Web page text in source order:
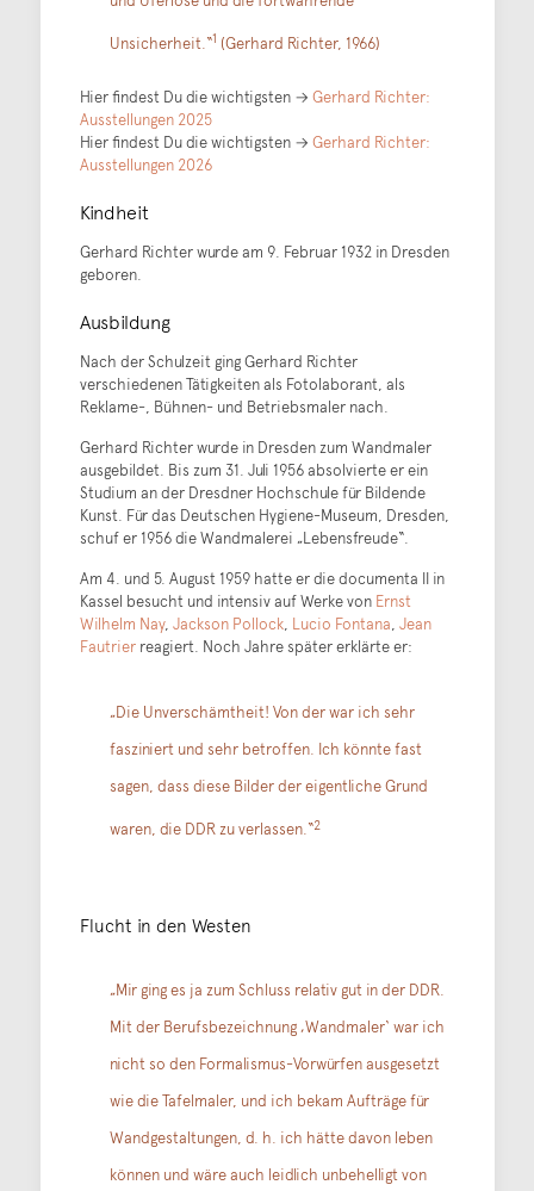
Unsicherheit.“1 (Gerhard Richter, 1966)
Hier findest Du die wichtigsten → Gerhard Richter:
Ausstellungen 2025
Hier findest Du die wichtigsten → Gerhard Richter:
Ausstellungen 2026
Kindheit
Gerhard Richter wurde am 9. Februar 1932 in Dresden
geboren.
Ausbildung
Nach der Schulzeit ging Gerhard Richter
verschiedenen Tätigkeiten als Fotolaborant, als
Reklame-, Bühnen- und Betriebsmaler nach.
Gerhard Richter wurde in Dresden zum Wandmaler
ausgebildet. Bis zum 31. Juli 1956 absolvierte er ein
Studium an der Dresdner Hochschule für Bildende
Kunst. Für das Deutschen Hygiene-Museum, Dresden,
schuf er 1956 die Wandmalerei „Lebensfreude“.
Am 4. und 5. August 1959 hatte er die documenta II in
Kassel besucht und intensiv auf Werke von Ernst
Wilhelm Nay, Jackson Pollock, Lucio Fontana, Jean
Fautrierreagiert. Noch Jahre später erklärte er:
„Die Unverschämtheit! Von der war ich sehr
fasziniert und sehr betroffen. Ich könnte fast
sagen, dass diese Bilder der eigentliche Grund
waren, die DDR zu verlassen.“2
Flucht in den Westen
„Mir ging es ja zum Schluss relativ gut in der DDR.
Mit der Berufsbezeichnung ‚Wandmaler‘ war ich
nicht so den Formalismus-Vorwürfen ausgesetzt
wie die Tafelmaler, und ich bekam Aufträge für
Wandgestaltungen, d. h. ich hätte davon leben
können und wäre auch leidlich unbehelligt von